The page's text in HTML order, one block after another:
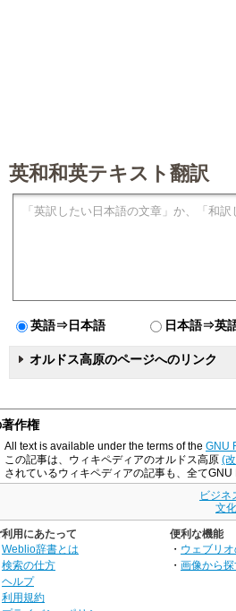
英和和英テキスト翻訳
英語⇒日本語 日本語⇒英
オルドス高原のページへのリンク
作権
All text is available under the terms of the GNU
この記事は、ウィキペディアのオルドス高原 (
されているウィキペディアの記事も、全て
ビジネ
文化
利用にあたって
Weblio辞書とは
検索の仕方
ヘルプ
利用規約
便利な機能
・ ウェブリオ
・ 画像から探